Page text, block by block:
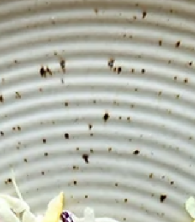
станет особенным: здесь пройдет
эксклюзивная арт-резиденция с Шимхой
Шакиб (Shimha Shakeeb), одной из самых
знаковых художниц современных Мальдив.
Акварели Шимхи Шакиб (Shimha Shakeeb), в
которых запечатлены жизнь, традиции и
ускользающий свет